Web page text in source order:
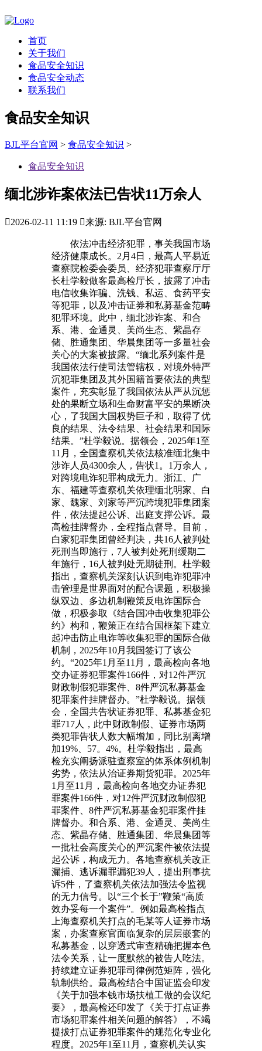
首页
关于我们
食品安全知识
食品安全动态
联系我们
食品安全知识
BJL平台官网 > 食品安全知识 >
食品安全知识
缅北涉诈案依法已告状11万余人
2026-02-11 11:19 来源: BJL平台官网
依法冲击经济犯罪，事关我国市场
经济健康成长。2月4日，最高人平易近
查察院检委会委员、经济犯罪查察厅厅
长杜学毅做客最高检厅长，披露了冲击
电信收集诈骗、洗钱、私运、食药平安
等犯罪，以及冲击证券和私募基金范畴
犯罪环境。此中，缅北涉诈案、和合
系、港、金通灵、美尚生态、紫晶存
储、胜通集团、华晨集团等一多量社会
关心的大案被披露。“缅北系列案件是
我国依法行使司法管辖权，对境外特严
沉犯罪集团及其外国籍首要依法的典型
案件，充实彰显了我国依法从严从沉惩
处的果断立场和生命财富平安的果断决
心，了我国大国权势巨子和，取得了优
良的结果、法令结果、社会结果和国际
结果。”杜学毅说。据领会，2025年1至
11月，全国查察机关依法核准缅北集中
涉诈人员4300余人，告状1。1万余人，
对跨境电诈犯罪构成无力。浙江、广
东、福建等查察机关依理缅北明家、白
家、魏家、刘家等严沉跨境犯罪集团案
件，依法提起公诉、出庭支撑公诉。最
高检挂牌督办，全程指点督导。目前，
白家犯罪集团曾经判决，共16人被判处
死刑当即施行，7人被判处死刑缓期二
年施行，16人被判处无期徒刑。杜学毅
指出，查察机关深刻认识到电诈犯罪冲
击管理是世界面对的配合课题，积极操
纵双边、多边机制鞭策反电诈国际合
做，积极参取《结合国冲击收集犯罪公
约》构和，鞭策正在结合国框架下建立
起冲击防止电诈等收集犯罪的国际合做
机制，2025年10月我国签订了该公
约。“2025年1月至11月，最高检向各地
交办证券犯罪案件166件，对12件严沉
财政制假犯罪案件、8件严沉私募基金
犯罪案件挂牌督办。”杜学毅说。据领
会，全国共告状证券犯罪、私募基金犯
罪717人，此中财政制假、证券市场两
类犯罪告状人数大幅增加，同比别离增
加19%、57。4%。杜学毅指出，最高
检充实阐扬派驻查察室的体系体例机制
劣势，依法从治证券期货犯罪。2025年
1月至11月，最高检向各地交办证券犯
罪案件166件，对12件严沉财政制假犯
罪案件、8件严沉私募基金犯罪案件挂
牌督办。和合系、港、金通灵、美尚生
态、紫晶存储、胜通集团、华晨集团等
一批社会高度关心的严沉案件被依法提
起公诉，构成无力。各地查察机关改正
漏捕、逃诉漏罪漏犯39人，提出刑事抗
诉5件，了查察机关依法加强法令监视
的无力信号。以“三个长于”鞭策“高质
效办妥每一个案件”。例如最高检指点
上海查察机关打点的毛某等人证券市场
案，办案查察官面临复杂的层层嵌套的
私募基金，以穿透式审查精确把握本色
法令关系，让一度默然的被告人吃法。
持续建立证券犯罪司律例范矩阵，强化
轨制供给。最高检结合中国证监会印发
《关于加强本钱市场扶植工做的会议纪
要》，最高检还印发了《关于打点证券
市场犯罪案件相关问题的解答》，不竭
提拔打点证券犯罪案件的规范化专业化
程度。2025年1至11月，查察机关认实